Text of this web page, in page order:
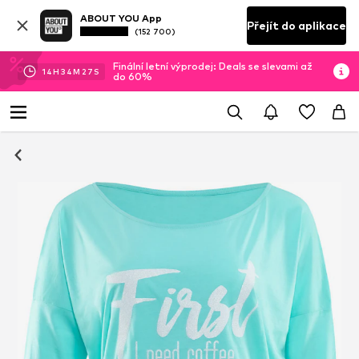
ABOUT YOU App
(152 700) Přejít do aplikace
14H 34M 26 S
Finální letní výprodej: Deals se slevami až
do 60%